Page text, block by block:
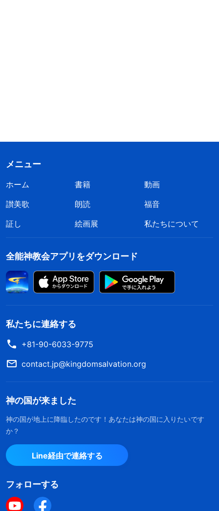
メニュー
ホーム 書籍
動画
讃美歌
朗読
福音
証し
絵画展 私たちについて
全能神教会アプリをダウンロード
私たちに連絡する
+81-90-6033-9775
contact.jp@kingdomsalvation.org
神の国が来ました
神の国が地上に降臨したのです！あなたは神の国に入りたいです
か？
Line経由で連絡する
フォローする